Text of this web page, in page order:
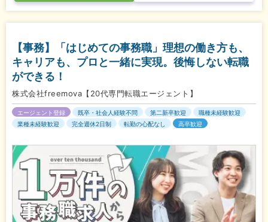
【事務】「はじめての事務職」理想の働き方も、
キャリアも、プロと一緒に実現。後悔しない転職
ができる！
株式会社freemova【20代専門転職エージェント】
エージェント登録 既卒・社会人経験不問 第二新卒歓迎
職種未経験歓迎
業種未経験歓迎
完全週休2日制 転勤の心配なし 高卒歓迎